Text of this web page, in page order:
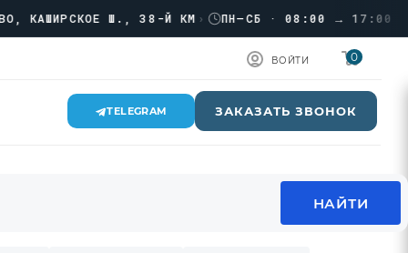
Ш., 38-Й КМ› ПН–СБ · 08:00 → 17:00
ВОЙТИ 0
TELEGRAM ЗАКАЗАТЬ ЗВОНОК